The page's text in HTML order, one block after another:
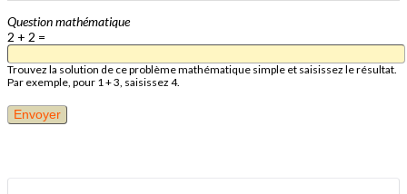
Question mathématique
2 + 2 =
Trouvez la solution de ce problème mathématique simple et saisissez le résultat.
Par exemple, pour 1 + 3, saisissez 4.